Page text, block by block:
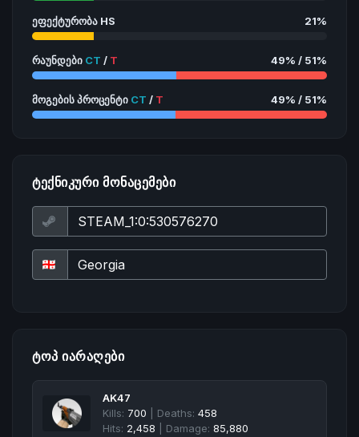
ეფექტურობა HS 21%
რაუნდები CT / T 49% / 51%
მოგების პროცენტი CT / T 49% / 51%
ᲢᲔᲥᲜᲘᲙᲣᲠᲘ ᲛᲝᲜᲐᲪᲔᲛᲔᲑᲘ
ᲢᲝᲞ ᲘᲐᲠᲐᲦᲔᲑᲘ
AK47
Kills: 700 | Deaths: 458
Hits: 2,458 | Damage: 85,880